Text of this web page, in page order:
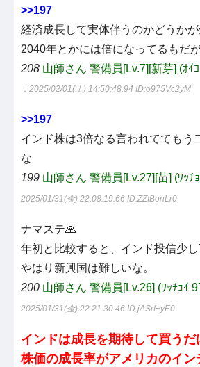
>>197
経済成長して実体伴うのかどうか
2040年とかには倍になってるもだ
208 山師さん 警備員[Lv.7][新芽] (ｵｲ
：2025/02/01(土) 14:50:48.94 ID:o975Vc2yM
>>197
インド株は3倍なる言われててもう
な
199 山師さん 警備員[Lv.27][苗] (ﾜｯﾁ
2025/01/31(金) 22:08:19.66 ID:ZZIBonLr0
ナマステ🙏
年初と比較すると、インド投信少し
やはり新興国は難しいな。
200 山師さん 警備員[Lv.26] (ﾜｯﾁｮｲ
2025/01/31(金) 22:21:30.46 ID:jASrf+yE0
インドは成長を期待して買うだ
株価の成長率がアメリカのイン